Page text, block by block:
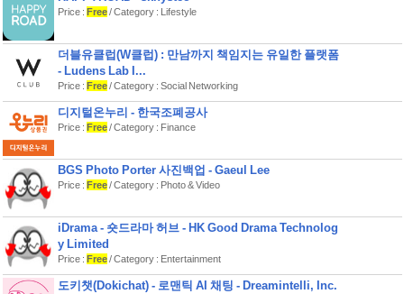
한눈에 보이는 나의 러닝
KYRO는 원활한 러닝 기록 측정을 위해
아래 권한이 필요할 수 있어요.
(기기/OS 설정에 따라 권한 항목을 달라
- 위치(필수/권장): 러닝 경로(GPS), 거
리/페이스 측정
- 알림(선택): 영토 변화/안내 알림 수신
참고 사항
- GPS 특성상 주변 환경(건물/지형/신
호)에 따라 거리·경로 정확도에 차이가
Price : Free/ Category : Lifestyle
더블유클럽(W클럽) : 만남까지 책임지는 유일한 플랫폼
- Ludens Lab I...
Price : Free/ Category : Social Networking
디지털온누리 - 한국조폐공사
Price : Free/ Category : Finance
BGS Photo Porter 사진백업 - Gaeul Lee
Price : Free/ Category : Photo & Video
iDrama - 숏드라마 허브 - HK Good Drama Technolog
y Limited
Price : Free/ Category : Entertainment
도키챗(Dokichat) - 로맨틱 AI 채팅 - Dreamintelli, Inc.